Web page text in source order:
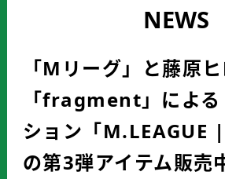
NEWS
「Mリーグ」と藤原
「fragment」による
ション「M.LEAGUE |
の第3弾アイテム販売